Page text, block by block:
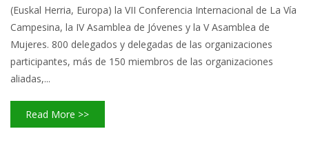
(Euskal Herria, Europa) la VII Conferencia Internacional de La Vía
Campesina, la IV Asamblea de Jóvenes y la V Asamblea de
Mujeres. 800 delegados y delegadas de las organizaciones
participantes, más de 150 miembros de las organizaciones
aliadas,...
Read More >>